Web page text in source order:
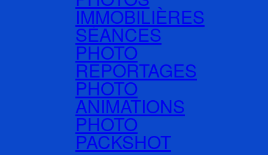
IMMOBILIÈRES
SÉANCES
PHOTO
REPORTAGES
PHOTO
ANIMATIONS
PHOTO
PACKSHOT